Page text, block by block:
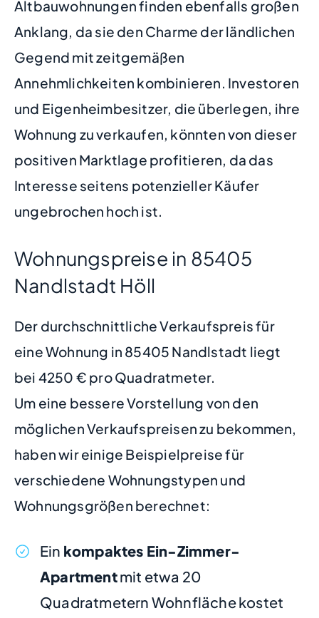
Altbauwohnungen finden ebenfalls großen
Anklang, da sie den Charme der ländlichen
Gegend mit zeitgemäßen
Annehmlichkeiten kombinieren. Investoren
und Eigenheimbesitzer, die überlegen, ihre
Wohnung zu verkaufen, könnten von dieser
positiven Marktlage profitieren, da das
Interesse seitens potenzieller Käufer
ungebrochen hoch ist.
Wohnungspreise in 85405
Nandlstadt Höll
Der durchschnittliche Verkaufspreis für
eine Wohnung in 85405 Nandlstadt liegt
bei 4250 € pro Quadratmeter.
Um eine bessere Vorstellung von den
möglichen Verkaufspreisen zu bekommen,
haben wir einige Beispielpreise für
verschiedene Wohnungstypen und
Wohnungsgrößen berechnet:
Ein kompaktes Ein-Zimmer-
Apartmentmit etwa 20
Quadratmetern Wohnfläche kostet